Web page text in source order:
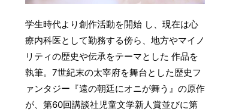
学生時代より創作活動を開始 し、現在は心
療内科医として勤務する傍ら、地方やマイノ
リティの歴史や伝承をテーマとした 作品を
執筆。7世紀末の太宰府を舞台とした歴史フ
ァンタジー『遠の朝廷にオニが舞う』の原作
が、第60回講談社児童文学新人賞並びに第